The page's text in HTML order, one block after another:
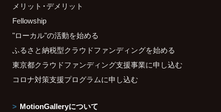
メリット・デメリット
Fellowship
"ローカル"の活動を始める
ふるさと納税型クラウドファンディングを始める
東京都クラウドファンディング支援事業に申し込む
コロナ対策支援プログラムに申し込む
MotionGalleryについて